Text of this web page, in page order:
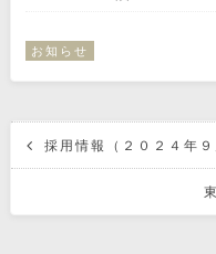
お知らせ
採用情報（２０２４年